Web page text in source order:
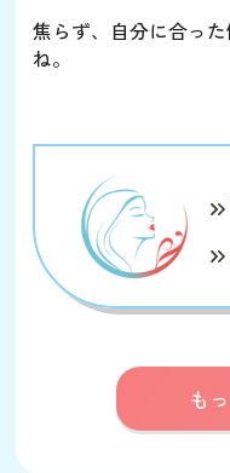
焦らず、自分に合っ
ね。
も